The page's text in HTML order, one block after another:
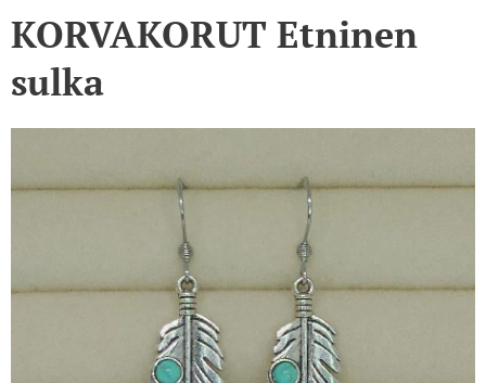
KORVAKORUT Etninen
sulka